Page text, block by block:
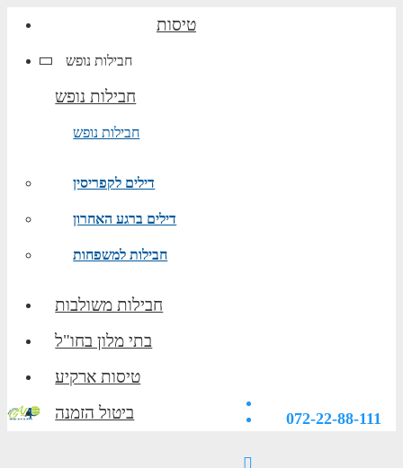
טיסות
חבילות נופש
חבילות נופש
חבילות נופש
דילים לקפריסין
דילים ברגע האחרון
חבילות למשפחות
חבילות משולבות
בתי מלון בחו"ל
טיסות ארקיע
ביטול הזמנה
072-22-88-111